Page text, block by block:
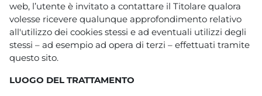
web, l’utente è invitato a contattare il Titolare qualora
volesse ricevere qualunque approfondimento relativo
all'utilizzo dei cookies stessi e ad eventuali utilizzi degli
stessi – ad esempio ad opera di terzi – effettuati tramite
questo sito.
LUOGO DEL TRATTAMENTO